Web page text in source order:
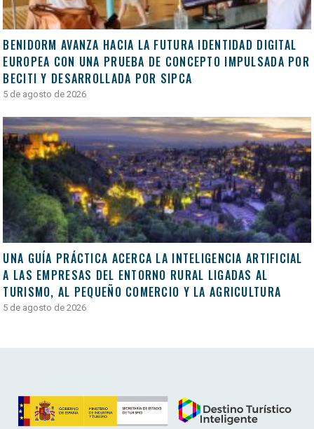
BENIDORM AVANZA HACIA LA FUTURA IDENTIDAD DIGITAL
EUROPEA CON UNA PRUEBA DE CONCEPTO IMPULSADA POR
BECITI Y DESARROLLADA POR SIPCA
5 de agosto de 2026
UNA GUÍA PRÁCTICA ACERCA LA INTELIGENCIA ARTIFICIAL
A LAS EMPRESAS DEL ENTORNO RURAL LIGADAS AL
TURISMO, AL PEQUEÑO COMERCIO Y LA AGRICULTURA
5 de agosto de 2026